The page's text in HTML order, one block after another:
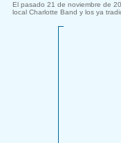
El pasado 21 de noviembre de
local Charlotte Band y los ya